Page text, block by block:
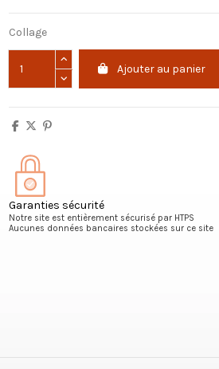
Collage
Ajouter au panier
Garanties sécurité
Notre site est entièrement sécurisé par HTPS
Aucunes données bancaires stockées sur ce site